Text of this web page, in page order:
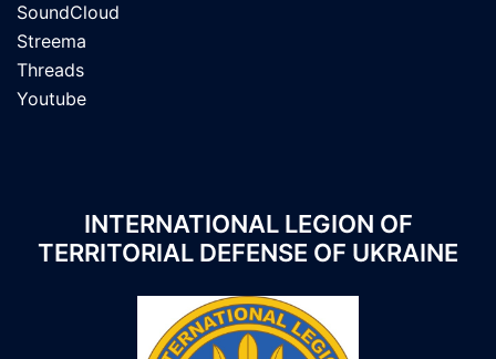
SoundCloud
Streema
Threads
Youtube
INTERNATIONAL LEGION OF
TERRITORIAL DEFENSE OF UKRAINE